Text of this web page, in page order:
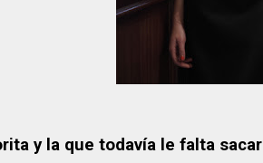
y la que todavía le falta sacar